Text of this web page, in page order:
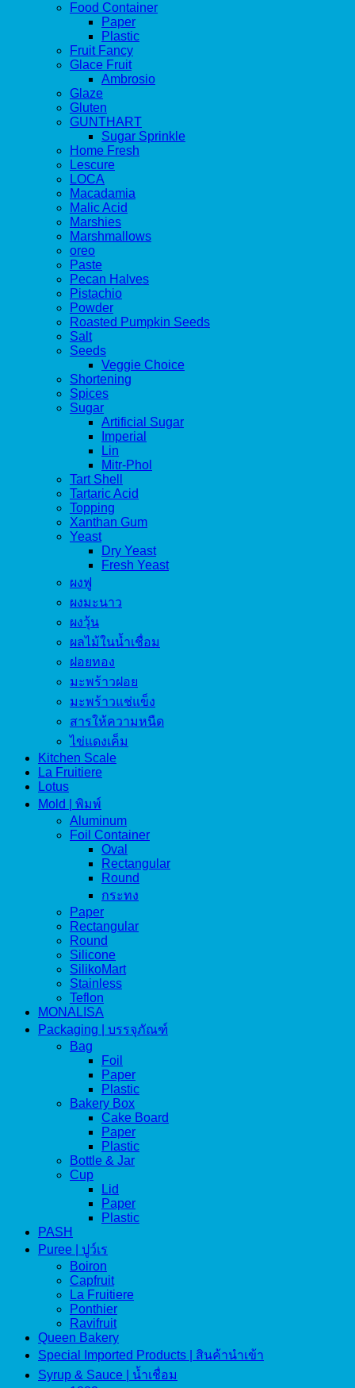
Food Container
Paper
Plastic
Fruit Fancy
Glace Fruit
Ambrosio
Glaze
Gluten
GUNTHART
Sugar Sprinkle
Home Fresh
Lescure
LOCA
Macadamia
Malic Acid
Marshies
Marshmallows
oreo
Paste
Pecan Halves
Pistachio
Powder
Roasted Pumpkin Seeds
Salt
Seeds
Veggie Choice
Shortening
Spices
Sugar
Artificial Sugar
Imperial
Lin
Mitr-Phol
Tart Shell
Tartaric Acid
Topping
Xanthan Gum
Yeast
Dry Yeast
Fresh Yeast
ผงฟู
ผงมะนาว
ผงวุ้น
ผลไม้ในน้ำเชื่อม
ฝอยทอง
มะพร้าวฝอย
มะพร้าวแช่แข็ง
สารให้ความหนืด
ไข่แดงเค็ม
Kitchen Scale
La Fruitiere
Lotus
Mold | พิมพ์
Aluminum
Foil Container
Oval
Rectangular
Round
กระทง
Paper
Rectangular
Round
Silicone
SilikoMart
Stainless
Teflon
MONALISA
Packaging | บรรจุภัณฑ์
Bag
Foil
Paper
Plastic
Bakery Box
Cake Board
Paper
Plastic
Bottle & Jar
Cup
Lid
Paper
Plastic
PASH
Puree | ปูว์เร
Boiron
Capfruit
La Fruitiere
Ponthier
Ravifruit
Queen Bakery
Special Imported Products | สินค้านำเข้า
Syrup & Sauce | น้ำเชื่อม